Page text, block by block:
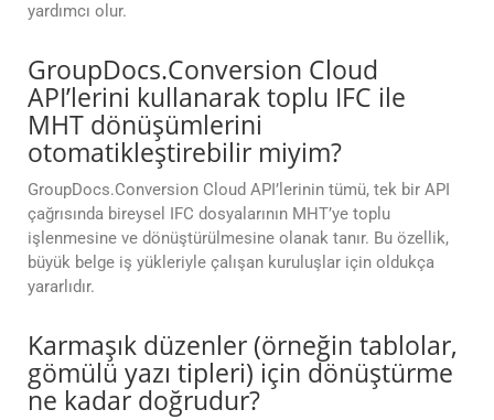
yardımcı olur.
GroupDocs.Conversion Cloud
API’lerini kullanarak toplu IFC ile
MHT dönüşümlerini
otomatikleştirebilir miyim?
GroupDocs.Conversion Cloud API’lerinin tümü, tek bir API
çağrısında bireysel IFC dosyalarının MHT’ye toplu
işlenmesine ve dönüştürülmesine olanak tanır. Bu özellik,
büyük belge iş yükleriyle çalışan kuruluşlar için oldukça
yararlıdır.
Karmaşık düzenler (örneğin tablolar,
gömülü yazı tipleri) için dönüştürme
ne kadar doğrudur?